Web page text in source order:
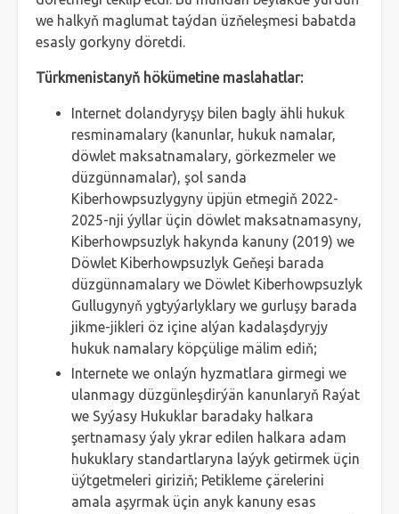
we halkyň maglumat taýdan üzňeleşmesi babatda
esasly gorkyny döretdi.
Türkmenistanyň hökümetine maslahatlar:
Internet dolandyryşy bilen bagly ähli hukuk
resminamalary (kanunlar, hukuk namalar,
döwlet maksatnamalary, görkezmeler we
düzgünnamalar), şol sanda
Kiberhowpsuzlygyny üpjün etmegiň 2022-
2025-nji ýyllar üçin döwlet maksatnamasyny,
Kiberhowpsuzlyk hakynda kanuny (2019) we
Döwlet Kiberhowpsuzlyk Geňeşi barada
düzgünnamalary we Döwlet Kiberhowpsuzlyk
Gullugynyň ygtyýarlyklary we gurluşy barada
jikme-jikleri öz içine alýan kadalaşdyryjy
hukuk namalary köpçülige mälim ediň;
Internete we onlaýn hyzmatlara girmegi we
ulanmagy düzgünleşdirýän kanunlaryň Raýat
we Syýasy Hukuklar baradaky halkara
şertnamasy ýaly ykrar edilen halkara adam
hukuklary standartlaryna laýyk getirmek üçin
üýtgetmeleri giriziň; Petikleme çärelerini
amala aşyrmak üçin anyk kanuny esas